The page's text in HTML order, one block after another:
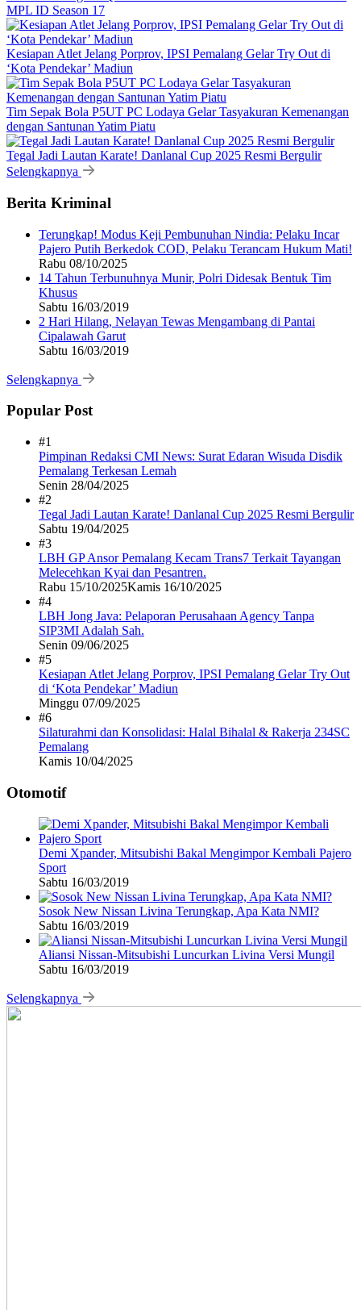
MPL ID Season 17
Kesiapan Atlet Jelang Porprov, IPSI Pemalang Gelar Try Out di
‘Kota Pendekar’ Madiun
Tim Sepak Bola P5UT PC Lodaya Gelar Tasyakuran Kemenangan
dengan Santunan Yatim Piatu
Tegal Jadi Lautan Karate! Danlanal Cup 2025 Resmi Bergulir
Selengkapnya
Berita Kriminal
Terungkap! Modus Keji Pembunuhan Nindia: Pelaku Incar
Pajero Putih Berkedok COD, Pelaku Terancam Hukum Mati!
Rabu 08/10/2025
14 Tahun Terbunuhnya Munir, Polri Didesak Bentuk Tim
Khusus
Sabtu 16/03/2019
2 Hari Hilang, Nelayan Tewas Mengambang di Pantai
Cipalawah Garut
Sabtu 16/03/2019
Selengkapnya
Popular Post
#1
Pimpinan Redaksi CMI News: Surat Edaran Wisuda Disdik
Pemalang Terkesan Lemah
Senin 28/04/2025
#2
Tegal Jadi Lautan Karate! Danlanal Cup 2025 Resmi Bergulir
Sabtu 19/04/2025
#3
LBH GP Ansor Pemalang Kecam Trans7 Terkait Tayangan
Melecehkan Kyai dan Pesantren.
Rabu 15/10/2025Kamis 16/10/2025
#4
LBH Jong Java: Pelaporan Perusahaan Agency Tanpa
SIP3MI Adalah Sah.
Senin 09/06/2025
#5
Kesiapan Atlet Jelang Porprov, IPSI Pemalang Gelar Try Out
di ‘Kota Pendekar’ Madiun
Minggu 07/09/2025
#6
Silaturahmi dan Konsolidasi: Halal Bihalal & Rakerja 234SC
Pemalang
Kamis 10/04/2025
Otomotif
Demi Xpander, Mitsubishi Bakal Mengimpor Kembali Pajero
Sport
Sabtu 16/03/2019
Sosok New Nissan Livina Terungkap, Apa Kata NMI?
Sabtu 16/03/2019
Aliansi Nissan-Mitsubishi Luncurkan Livina Versi Mungil
Sabtu 16/03/2019
Selengkapnya